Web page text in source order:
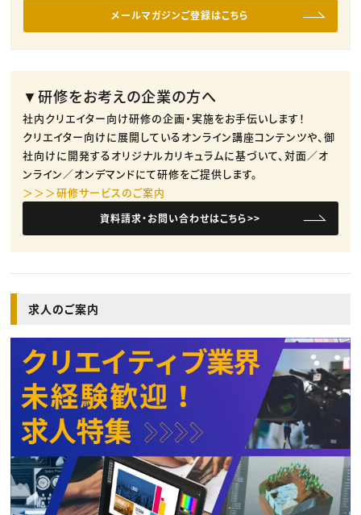
メールマガジンご登録はこちら
▼研修をお考えの企業の方へ
社内クリエイター向け研修の企画・実施をお手伝いします！
クリエイター向けに展開しているオンライン講座コンテンツや、御
社向けに開発するオリジナルカリキュラムに基づいて、対面／オ
ンライン／オンデマンドにて研修をご提供します。
＞＞＞研修サービスのご案内
資料請求・お問い合わせはこちら>>
求人のご案内